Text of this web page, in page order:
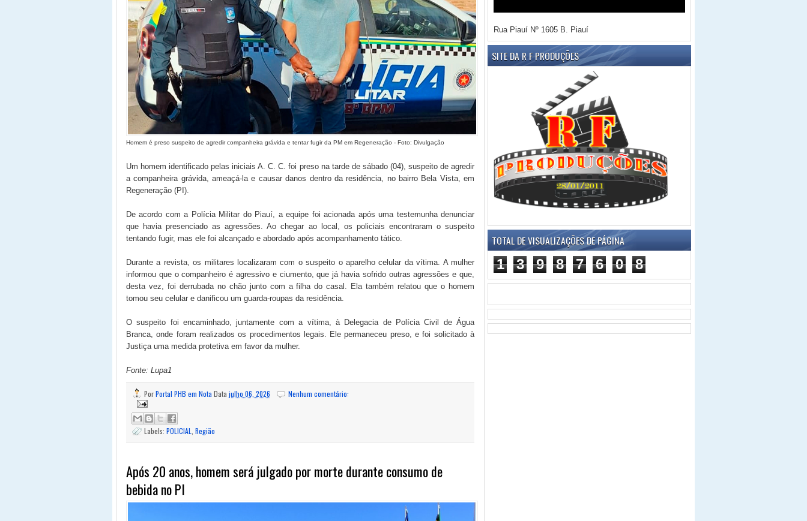
Homem é preso suspeito de agredir companheira grávida e tentar fugir da PM em Regeneração - Foto: Divulgação
Um homem identificado pelas iniciais A. C. C. foi preso na tarde de sábado (04), suspeito de agredir
a companheira grávida, ameaçá-la e causar danos dentro da residência, no bairro Bela Vista, em
Regeneração (PI).
De acordo com a Polícia Militar do Piauí, a equipe foi acionada após uma testemunha denunciar
que havia presenciado as agressões. Ao chegar ao local, os policiais encontraram o suspeito
tentando fugir, mas ele foi alcançado e abordado após acompanhamento tático.
Durante a revista, os militares localizaram com o suspeito o aparelho celular da vítima. A mulher
informou que o companheiro é agressivo e ciumento, que já havia sofrido outras agressões e que,
desta vez, foi derrubada no chão junto com a filha do casal. Ela também relatou que o homem
tomou seu celular e danificou um guarda-roupas da residência.
O suspeito foi encaminhado, juntamente com a vítima, à Delegacia de Polícia Civil de Água
Branca, onde foram realizados os procedimentos legais. Ele permaneceu preso, e foi solicitado à
Justiça uma medida protetiva em favor da mulher.
Fonte: Lupa1
PorPortal PHB em Nota Data julho 06, 2026 Nenhum comentário:
Labels: POLICIAL Região
Após 20 anos, homem será julgado por morte durante consumo de
bebida no PI
Rua Piauí Nº 1605 B. Piauí
SITE DA R F PRODUÇÕES
TOTAL DE VISUALIZAÇÕES DE PÁGINA
1 3 9 8 7 6 0 8